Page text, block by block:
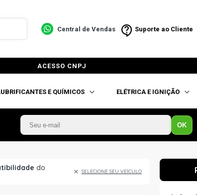
Central de Vendas Suporte ao Cliente
ACESSO CNPJ
E QUÍMICOS ELÉTRICA E IGNIÇÃO
OK
do
SELECIONE SEU VEÍCULO